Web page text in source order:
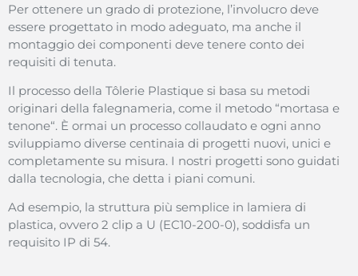
Per ottenere un grado di protezione, l’involucro deve
essere progettato in modo adeguato, ma anche il
montaggio dei componenti deve tenere conto dei
requisiti di tenuta.
Il processo della Tôlerie Plastique si basa su metodi
originari della falegnameria, come il metodo “mortasa e
tenone“. È ormai un processo collaudato e ogni anno
sviluppiamo diverse centinaia di progetti nuovi, unici e
completamente su misura. I nostri progetti sono guidati
dalla tecnologia, che detta i piani comuni.
Ad esempio, la struttura più semplice in lamiera di
plastica, ovvero 2 clip a U (EC10-200-0), soddisfa un
requisito IP di 54.